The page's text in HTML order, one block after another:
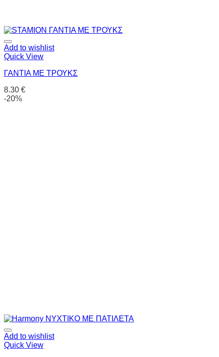
Add to wishlist
Quick View
ΓΑΝΤΙΑ ΜΕ ΤΡΟΥΚΣ
8.30 €
-20%
Add to wishlist
Quick View